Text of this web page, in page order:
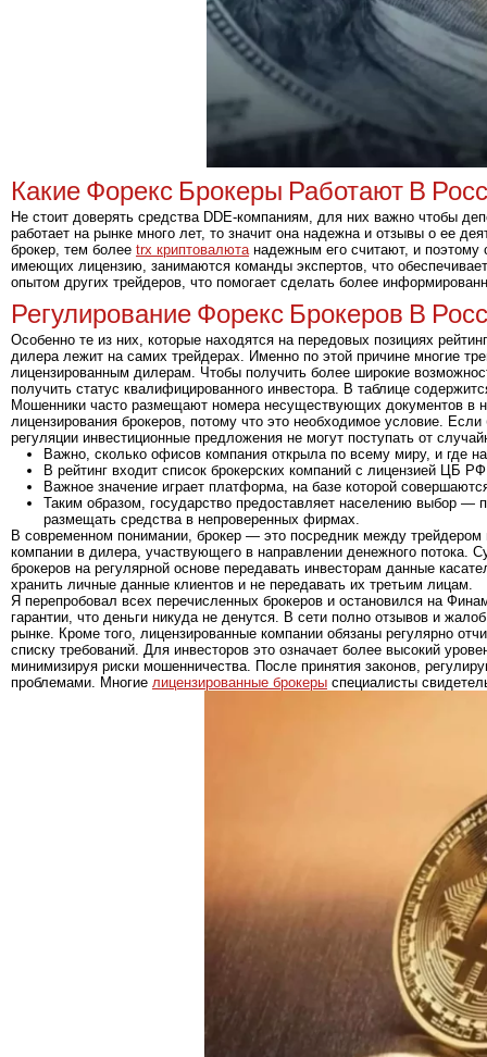
Какие Форекс Брокеры Работают В
Не стоит доверять средства DDE-компаниям, для них важно чтобы
работает на рынке много лет, то значит она надежна и отзывы о ее
брокер, тем более trx криптовалютанадежным его считают, и поэтому
имеющих лицензию, занимаются команды экспертов, что
опытом других трейдеров, что помогает сделать более
Регулирование Форекс Брокеров В
Особенно те из них, которые находятся на передовых позициях
дилера лежит на самих трейдерах. Именно по этой причине многие
лицензированным дилерам. Чтобы получить более широкие
получить статус квалифицированного инвестора. В таблице
Мошенники часто размещают номера несуществующих документов в
лицензирования брокеров, потому что это необходимое условие.
регуляции инвестиционные предложения не могут поступать от
Важно, сколько офисов компания открыла по всему миру, и где
В рейтинг входит список брокерских компаний с лицензией ЦБ
Важное значение играет платформа, на базе которой
Таким образом, государство предоставляет населению выбор —
размещать средства в непроверенных фирмах.
В современном понимании, брокер — это посредник между
компании в дилера, участвующего в направлении денежного потока.
брокеров на регулярной основе передавать инвесторам данные
хранить личные данные клиентов и не передавать их третьим лицам.
Я перепробовал всех перечисленных брокеров и остановился на
гарантии, что деньги никуда не денутся. В сети полно отзывов и
рынке. Кроме того, лицензированные компании обязаны регулярно
списку требований. Для инвесторов это означает более высокий
минимизируя риски мошенничества. После принятия законов,
проблемами. Многие лицензированные брокеры специалисты